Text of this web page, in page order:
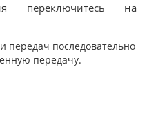
переключитесь на
передач последовательно
передачу.